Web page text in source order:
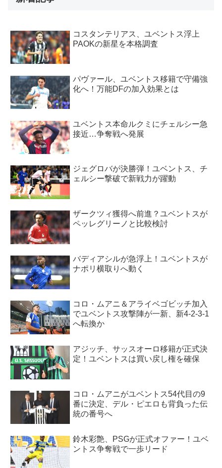
コスタンテリアス、ユベントス浮上
PAOKの新星を本格調査
パヴァール、ユベントス移籍で守備強
化へ！万能DFの加入効果とは
ユベントス本命ルクミにチェルシー急
接近…争奪戦へ発展
ジェグロバが決勝弾！ユベントス、チ
ェルシー撃破で新戦力が躍動
ザークツィ獲得へ前進？ユベントスが
ペッレグリーノと比較検討
バディアシルが急浮上！ユベントスが
ナポリ横取りへ動く
コロ・ムアニ＆アライベゴビッチ加入
でユベントス攻撃陣が一新、新4-2-3-1
へ転換か
アジッチ、サッスオーロ移籍が正式決
定！ユベントスは買い戻し権を確保
コロ・ムアニがユベントス54代目の9
番に決定、デル・ピエロも背負った伝
統の番号へ
鈴木彩艶、PSGが正式オファー！ユベ
ントス争奪戦で一歩リード